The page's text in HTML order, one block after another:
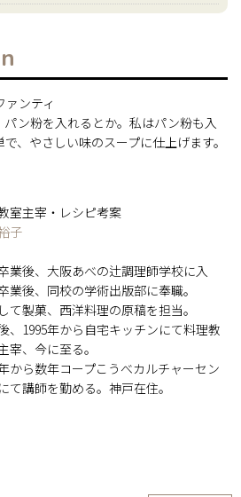
ンティ
パン粉を入れるとか。私はパン粉も入
、やさしい味のスープに仕上げます。
室主宰・レシピ考案
子
業後、大阪あべの辻調理師学校に入
業後、同校の学術出版部に奉職。
て製菓、西洋料理の原稿を担当。
、1995年から自宅キッチンにて料理教
宰、今に至る。
から数年コープこうべカルチャーセン
て講師を勤める。神戸在住。